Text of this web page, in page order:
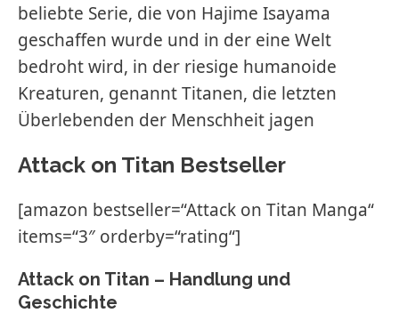
beliebte Serie, die von Hajime Isayama
geschaffen wurde und in der eine Welt
bedroht wird, in der riesige humanoide
Kreaturen, genannt Titanen, die letzten
Überlebenden der Menschheit jagen
Attack on Titan Bestseller
[amazon bestseller=“Attack on Titan Manga“
items=“3″ orderby=“rating“]
Attack on Titan – Handlung und
Geschichte